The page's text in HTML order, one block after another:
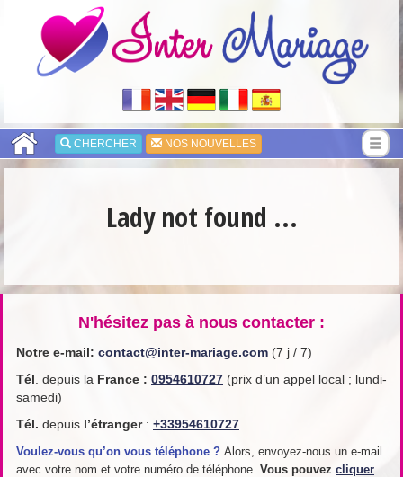
CHERCHER NOS NOUVELLES
Lady not found ...
N'hésitez pas à nous contacter :
Notre e-mail: contact@inter-mariage.com (7 j / 7)
Tél . depuis la France : 0954610727 (prix d’un appel local ; lundi-
samedi)
Tél. depuis l’étranger: +33954610727
Voulez-vous qu’on vous téléphone ? Alors, envoyez-nous un e-mail
avec votre nom et votre numéro de téléphone. Vous pouvez cliquer